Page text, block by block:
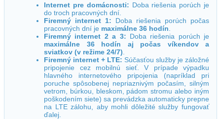
Internet pre domácnosti: Doba riešenia porúch je
do troch pracovných dní.
Firemný internet 1: Doba riešenia porúch počas
pracovných dní je maximálne 36 hodín
Firemný internet 2 a 3: Doba riešenia porúch je
maximálne 36 hodín aj počas víkendov a
sviatkov (v režime 24/7)
Firemný internet + LTE: Súčasťou služby je záložné
pripojenie cez mobilnú sieť. V prípade výpadku
hlavného internetového pripojenia (napríklad pri
poruche spôsobenej nepriaznivým počasím, silným
vetrom, búrkou, bleskom, pádom stromu alebo iným
poškodením siete) sa prevádzka automaticky prepne
na LTE zálohu, aby mohli dôležité služby fungovať
ďalej.